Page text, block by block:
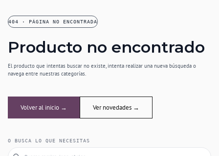
404 · PÁGINA NO ENCONTRADA
Producto no encontrado
El producto que intentas buscar no existe, intenta realizar una nueva búsqueda o
navega entre nuestras categorías.
Volver al inicio → Ver novedades →
O BUSCA LO QUE NECESITAS